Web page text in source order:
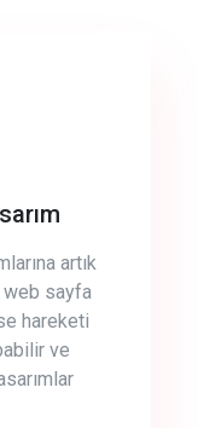
artık
web sayfa
hareketi
ve